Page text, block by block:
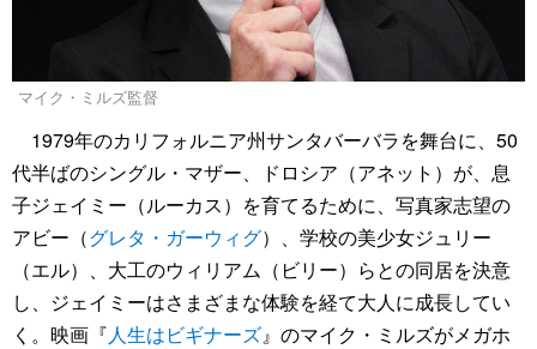
マイク・ミルズ監督
1979年のカリフォルニア州サンタバーバラを舞台に、50
代半ばのシングル・マザー、ドロシア（アネット）が、息
子ジェイミー（ルーカス）を育てるために、写真家志望の
アビー（グレタ・ガーウィグ）、学校の美少女ジュリー
（エル）、大工のウィリアム（ビリー）らとの同居を決意
し、ジェイミーはさまざまな体験を経て大人に成長してい
く。映画『人生はビギナーズ』のマイク・ミルズがメガホ